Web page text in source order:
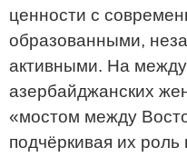
ценности с
образованными,
активными. На
азербайджанских
«мостом между
подчёркивая их роль